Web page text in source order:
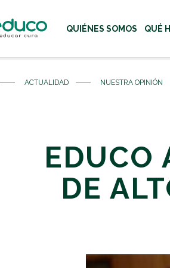
Usa las teclas Tab o
QUIÉNES SOMOS QUÉ
ACTUALIDAD NUESTRA OPINIÓN
EDUCO
DE